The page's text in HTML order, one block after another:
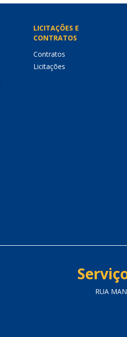
LICITAÇÕES E
CONTRATOS
Contratos
Licitações
RUA